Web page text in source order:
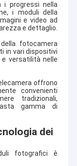
USB
MIPI
DVP
dell'otturatore
visione notturna
della lente
riconoscimento di
i progressi nella
i moduli della
e video ad
e dettaglio.
della fotocamera
in vari dispositivi
versatilità nelle
offrono
convenienti
tradizionali,
gamma di
dei
fotografici è